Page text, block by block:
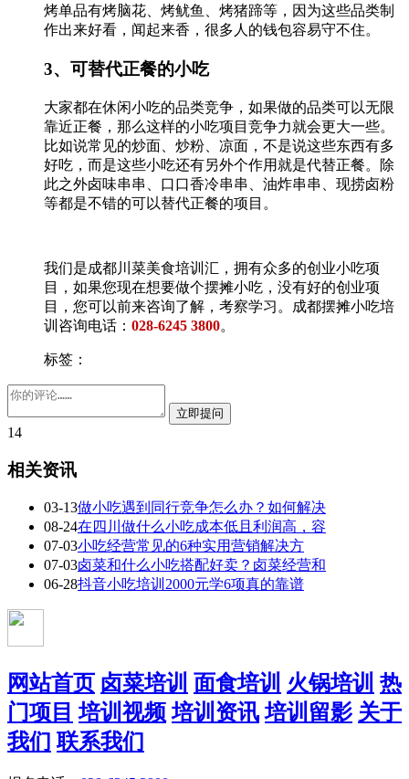
烤单品有烤脑花、烤鱿鱼、烤猪蹄等，因为这些品类制
作出来好看，闻起来香，很多人的钱包容易守不住。
3、可替代正餐的小吃
大家都在休闲小吃的品类竞争，如果做的品类可以无限
靠近正餐，那么这样的小吃项目竞争力就会更大一些。
比如说常见的炒面、炒粉、凉面，不是说这些东西有多
好吃，而是这些小吃还有另外个作用就是代替正餐。除
此之外卤味串串、口口香冷串串、油炸串串、现捞卤粉
等都是不错的可以替代正餐的项目。
我们是成都川菜美食培训汇，拥有众多的创业小吃项
目，如果您现在想要做个摆摊小吃，没有好的创业项
目，您可以前来咨询了解，考察学习。成都摆摊小吃培
训咨询电话： 028-6245 3800。
标签：
14
相关资讯
03-13做小吃遇到同行竞争怎么办？如何解决
08-24在四川做什么小吃成本低且利润高，容
07-03小吃经营常见的6种实用营销解决方
07-03卤菜和什么小吃搭配好卖？卤菜经营和
06-28抖音小吃培训2000元学6项真的靠谱
网站首页 卤菜培训 面食培训 火锅培训 热
门项目 培训视频 培训资讯 培训留影 关于
我们 联系我们